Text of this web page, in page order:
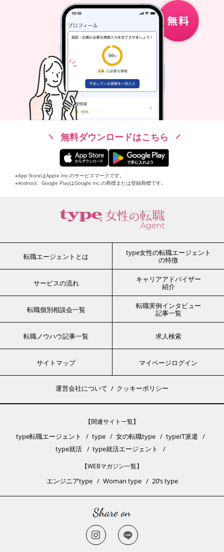
無料ダウンロードはこちら
※App StoreはApple Inc.のサービスマークです。
※Android、Google PlayはGoogle Inc.の商標または登録商標です。
転職エージェントとは
type女性の転職エージェント
の特徴
サービスの流れ
キャリアアドバイザー
紹介
転職個別相談会一覧
転職実例インタビュー
記事一覧
転職ノウハウ記事一覧 求人検索
サイトマップ マイページログイン
運営会社について クッキーポリシー
【関連サイト一覧】
type転職エージェント type 女の転職type
typeIT派遣
type就活
type就活エージェント
【WEBマガジン一覧】
エンジニアtype Woman type 20’s type